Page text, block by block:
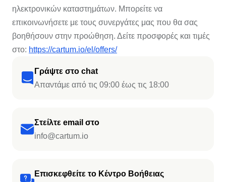
Γράψτε στο chat
Απαντάμε από τις 09:00 έως τις 18:00
Στείλτε email στο
info@cartum.io
Επισκεφθείτε το Κέντρο Βοήθειας
ηλεκτρονικών καταστημάτων. Μπορείτε να
επικοινωνήσετε με τους συνεργάτες μας που θα σας
βοηθήσουν στην προώθηση. Δείτε προσφορές και τιμές
στο: https://cartum.io/el/offers/